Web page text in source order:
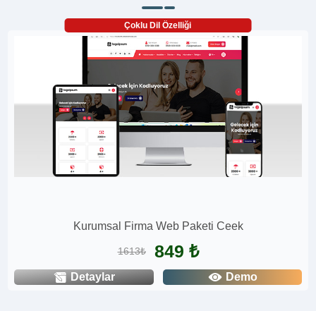
Çoklu Dil Özelliği
Kurumsal Firma Web Paketi Ceek
1613₺ 849 ₺
Detaylar Demo